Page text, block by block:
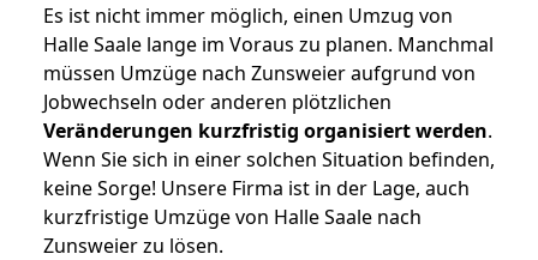
Es ist nicht immer möglich, einen Umzug von
Halle Saale lange im Voraus zu planen. Manchmal
müssen Umzüge nach Zunsweier aufgrund von
Jobwechseln oder anderen plötzlichen
Veränderungen kurzfristig organisiert werden.
Wenn Sie sich in einer solchen Situation befinden,
keine Sorge! Unsere Firma ist in der Lage, auch
kurzfristige Umzüge von Halle Saale nach
Zunsweier zu lösen.